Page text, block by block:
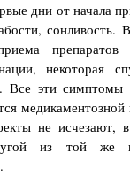
дни от начала
сонливость.
препаратов
некоторая
Все эти симптомы
не исчезают,
из той же